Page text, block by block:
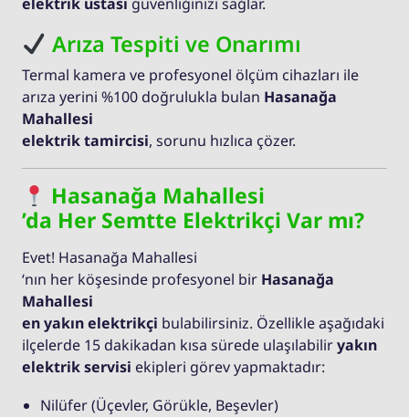
elektrik ustası güvenliğinizi sağlar.
Arıza Tespiti ve Onarımı
Termal kamera ve profesyonel ölçüm cihazları ile
arıza yerini %100 doğrulukla bulan Hasanağa
Mahallesi
elektrik tamircisi, sorunu hızlıca çözer.
Hasanağa Mahallesi
’da Her Semtte Elektrikçi Var mı?
Evet! Hasanağa Mahallesi
‘nın her köşesinde profesyonel bir Hasanağa
Mahallesi
en yakın elektrikçi bulabilirsiniz. Özellikle aşağıdaki
ilçelerde 15 dakikadan kısa sürede ulaşılabiliryakın
elektrik servisi ekipleri görev yapmaktadır:
Nilüfer (Üçevler, Görükle, Beşevler)